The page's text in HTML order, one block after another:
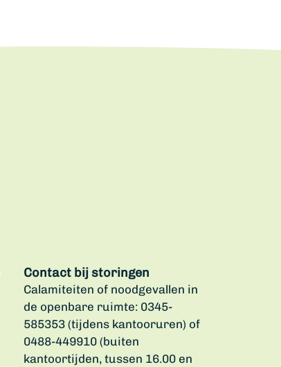
Contact bij storingen
Calamiteiten of noodgevallen in
de openbare ruimte: 0345-
585353 (tijdens kantooruren) of
0488-449910 (buiten
kantoortijden, tussen 16.00 en